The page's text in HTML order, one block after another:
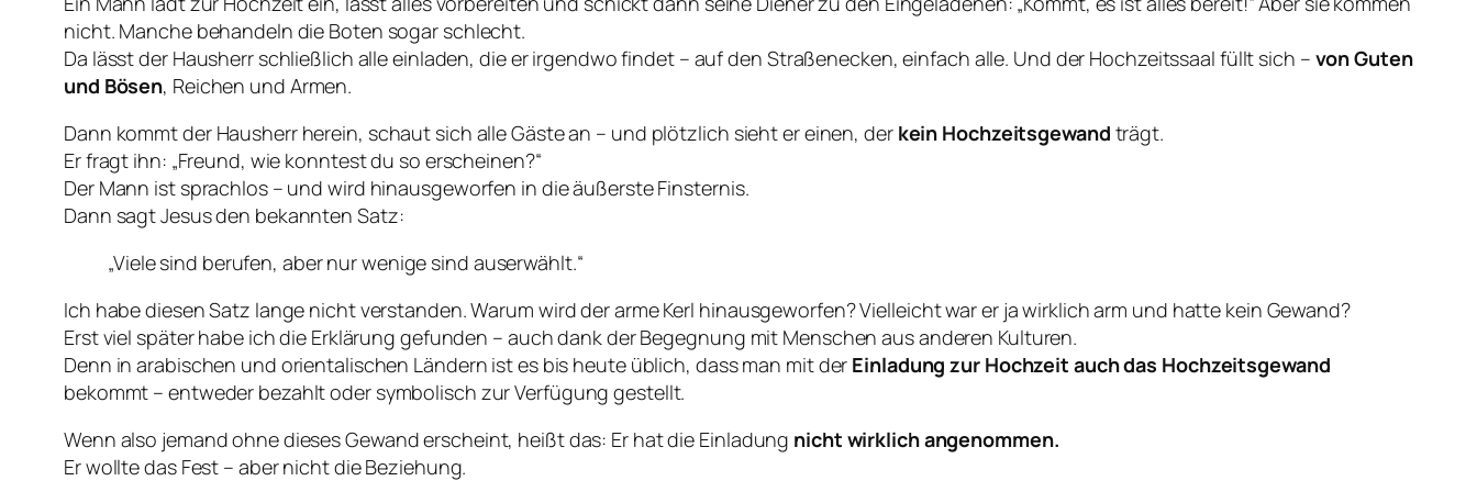
nicht. Manche behandeln die Boten sogar schlecht.
Da lässt der Hausherr schließlich alle einladen, die er irgendwo findet – auf den Straßenecken, einfach alle. Und der Hochzeitssaal füllt sich – von Guten
und Bösen, Reichen und Armen.
Dann kommt der Hausherr herein, schaut sich alle Gäste an – und plötzlich sieht er einen, der kein Hochzeitsgewand trägt.
Er fragt ihn: „Freund, wie konntest du so erscheinen?“
Der Mann ist sprachlos – und wird hinausgeworfen in die äußerste Finsternis.
Dann sagt Jesus den bekannten Satz:
„Viele sind berufen, aber nur wenige sind auserwählt.“
Ich habe diesen Satz lange nicht verstanden. Warum wird der arme Kerl hinausgeworfen? Vielleicht war er ja wirklich arm und hatte kein Gewand?
Erst viel später habe ich die Erklärung gefunden – auch dank der Begegnung mit Menschen aus anderen Kulturen.
Denn in arabischen und orientalischen Ländern ist es bis heute üblich, dass man mit der Einladung zur Hochzeit auch das Hochzeitsgewand
bekommt – entweder bezahlt oder symbolisch zur Verfügung gestellt.
Wenn also jemand ohne dieses Gewand erscheint, heißt das: Er hat die Einladung nicht wirklich angenommen.
Er wollte das Fest – aber nicht die Beziehung.